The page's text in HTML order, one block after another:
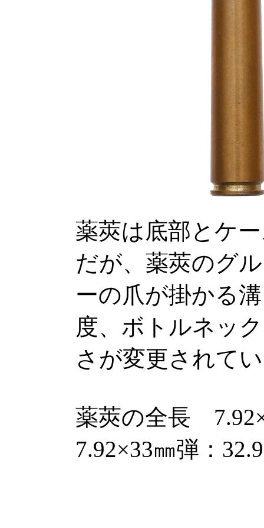
薬莢は底部とケ
だが、薬莢のグ
ーの爪が掛かる
度、ボトルネッ
さが変更されて
薬莢の全長
7.92×33㎜弾：